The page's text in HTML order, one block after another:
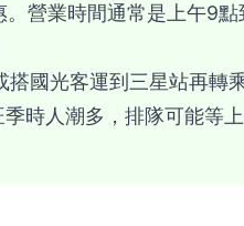
營業時間通常是上午9
國光客運到三星站再轉
時人潮多，排隊可能等